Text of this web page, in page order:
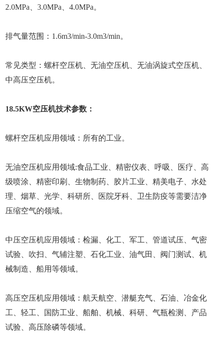
2.0MPa、3.0MPa、4.0MPa。
排气量范围：1.6m3/min-3.0m3/min。
常见类型：螺杆空压机、无油空压机、无油涡旋式空压机、
中高压空压机。
18.5KW空压机技术参数：
螺杆空压机应用领域：所有的工业。
无油空压机应用领域:食品工业、精密仪表、呼吸、医疗、高
级喷涂、精密印刷、生物制药、胶片工业、精美电子、水处
理、烟草、光学、科研所、医院牙科、卫生防疫等需要洁净
压缩空气的领域。
中压空压机应用领域：检漏、化工、军工、管道试压、气密
试验、吹扫、气辅注塑、石化工业、油气田、阀门测试、机
械制造、船用等领域。
高压空压机应用领域：航天航空、潜艇充气、石油、冶金化
工、轻工、国防工业、船舶、机械、科研、气瓶检测、产品
试验、高压除磷等领域。